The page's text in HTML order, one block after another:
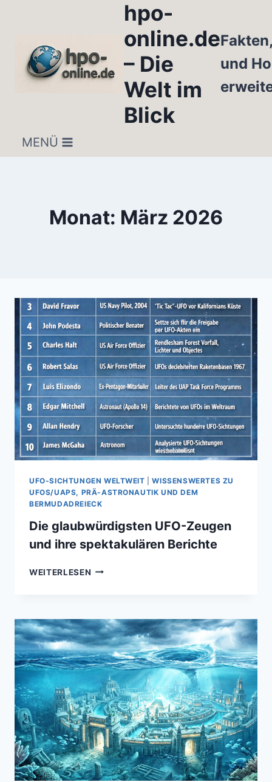
hpo-
online.de
– Die
Welt im
Blick
und
MENÜ
Monat: März 2026
UFO-SICHTUNGEN WELTWEIT |WISSENSWERTES ZU
UFOS/UAPS, PRÄ-ASTRONAUTIK UND DEM
BERMUDADREIECK
Die glaubwürdigsten UFO-Zeugen
und ihre spektakulären Berichte
WEITERLESEN DIE
UND
IHRE
SPEKTAKULÄREN
BERICHTE